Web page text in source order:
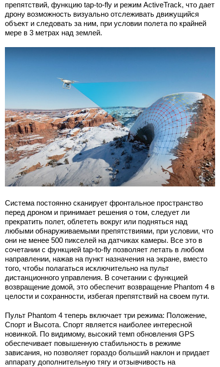
препятствий, функцию tap-to-fly и режим ActiveTrack, что дает
дрону возможность визуально отслеживать движущийся
объект и следовать за ним, при условии полета по крайней
мере в 3 метрах над землей.
Система постоянно сканирует фронтальное пространство
перед дроном и принимает решения о том, следует ли
прекратить полет, облететь вокруг или подняться над
любыми обнаруживаемыми препятствиями, при условии, что
они не менее 500 пикселей на датчиках камеры. Все это в
сочетании с функцией tap-to-fly позволяет летать в любом
направлении, нажав на пункт назначения на экране, вместо
того, чтобы полагаться исключительно на пульт
дистанционного управления. В сочетании с функцией
возвращение домой, это обеспечит возвращение Phantom 4 в
целости и сохранности, избегая препятствий на своем пути.
Пульт Phantom 4 теперь включает три режима: Положение,
Спорт и Высота. Спорт является наиболее интересной
новинкой. По видимому, высокий темп обновления GPS
обеспечивает повышенную стабильность в режиме
зависания, но позволяет гораздо больший наклон и придает
аппарату дополнительную тягу и отзывчивость на